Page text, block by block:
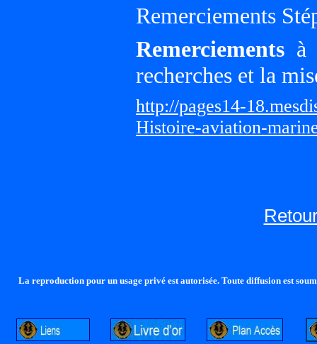
Remerciements
Remerciements à
recherches et la
http://pages14-
Histoire-aviation-
La reproduction pour un usage privé est autorisée. Toute diffusion est